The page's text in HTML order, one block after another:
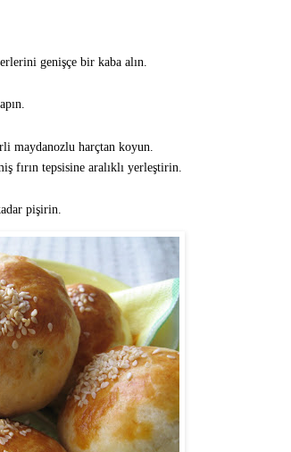
genişçe bir kaba alın.
maydanozlu harçtan koyun.
fırın tepsisine aralıklı yerleştirin.
pişirin.